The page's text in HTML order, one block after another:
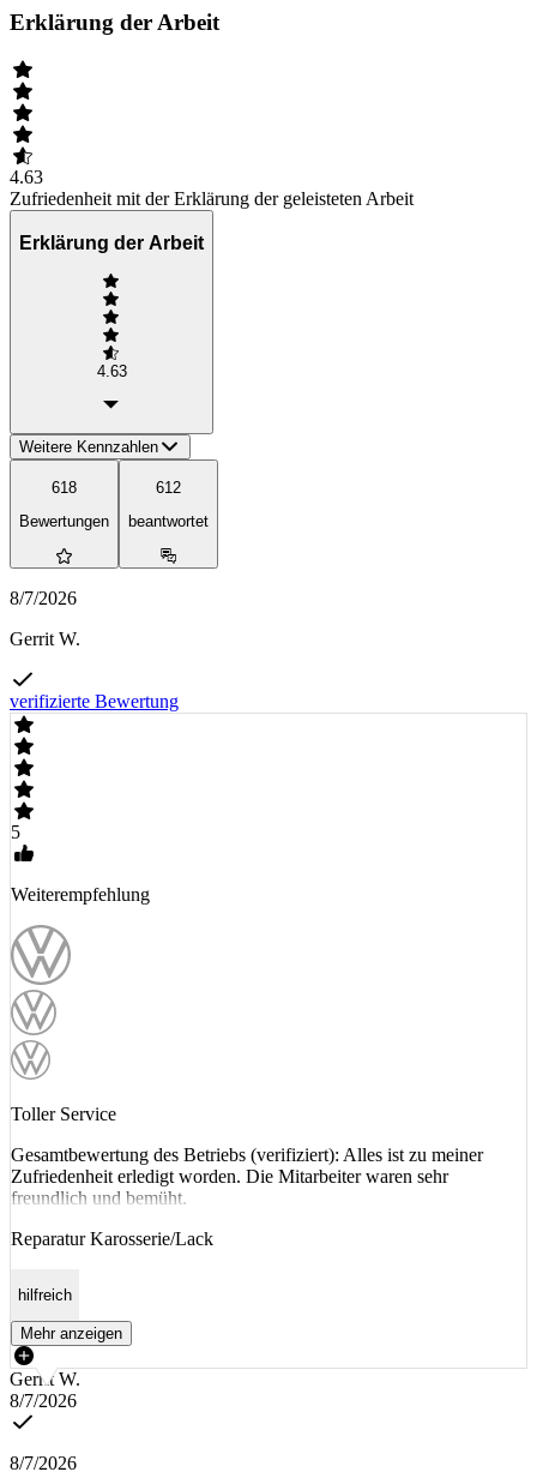
Erklärung der Arbeit
4.63
Zufriedenheit mit der Erklärung der geleisteten Arbeit
Erklärung der Arbeit
4.63
Weitere Kennzahlen
618
Bewertungen
612
beantwortet
8/7/2026
Gerrit W.
verifizierte Bewertung
5
Weiterempfehlung
Toller Service
Gesamtbewertung des Betriebs (verifiziert): Alles ist zu meiner
Zufriedenheit erledigt worden. Die Mitarbeiter waren sehr
freundlich und bemüht.
Reparatur Karosserie/Lack
hilfreich
Mehr anzeigen
Gerrit W.
8/7/2026
8/7/2026